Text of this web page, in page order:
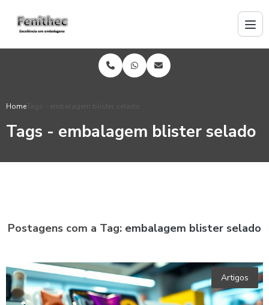
HomeTags - embalagem blister selado
Tags - embalagem blister selado
Postagens com a Tag: embalagem blister selado
Artigos